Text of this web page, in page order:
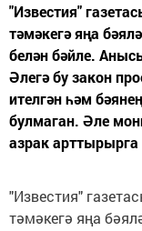
"Известия"
тәмәкегә яңа
белән бәйле.
Әлегә бу закон
ителгән һәм
булмаган. Әле
азрак
"Известия"
тәмәкегә яңа